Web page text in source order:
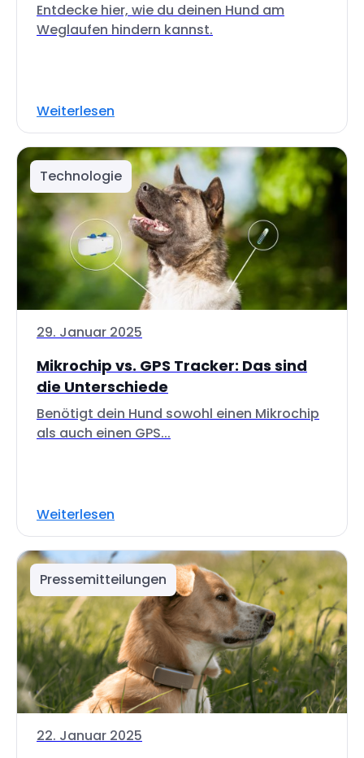
Entdecke hier, wie du deinen Hund am
Weglaufen hindern kannst.
Weiterlesen
Technologie
29. Januar 2025
Mikrochip vs. GPS Tracker: Das sind
die Unterschiede
Benötigt dein Hund sowohl einen Mikrochip
als auch einen GPS...
Weiterlesen
Pressemitteilungen
22. Januar 2025